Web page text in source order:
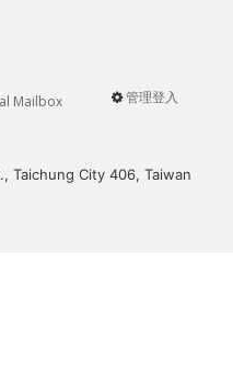
User
管理登入
Mailbox
Taichung City 406, Taiwan